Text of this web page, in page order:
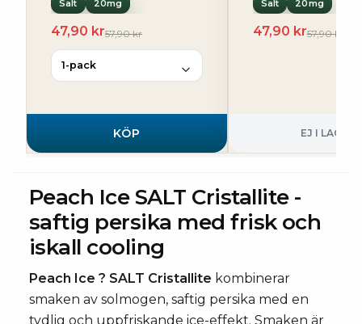
Salt 20mg
47,90 kr57,90 kr
KÖP
Salt 20mg
47,90 kr57,90 kr
EJ I LAGER
Peach Ice SALT Cristallite -
saftig persika med frisk och
iskall cooling
Peach Ice ? SALT Cristallite kombinerar
smaken av solmogen, saftig persika med en
tydlig och uppfriskande ice-effekt. Smaken är